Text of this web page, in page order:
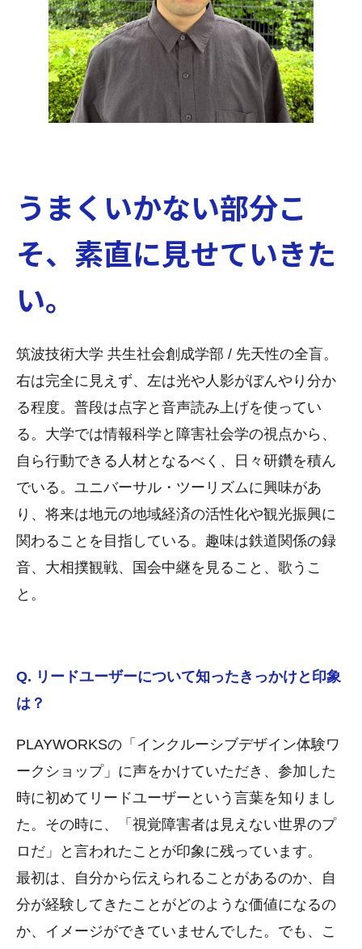
うまくいかない部分こ
そ、素直に見せていきた
い。
筑波技術大学 共生社会創成学部 / 先天性の全盲。
右は完全に見えず、左は光や人影がぼんやり分か
る程度。普段は点字と音声読み上げを使ってい
る。大学では情報科学と障害社会学の視点から、
自ら行動できる人材となるべく、日々研鑽を積ん
でいる。ユニバーサル・ツーリズムに興味があ
り、将来は地元の地域経済の活性化や観光振興に
関わることを目指している。趣味は鉄道関係の録
音、大相撲観戦、国会中継を見ること、歌うこ
と。
Q. リードユーザーについて知ったきっかけと印象
は？
PLAYWORKSの「インクルーシブデザイン体験ワ
ークショップ」に声をかけていただき、参加した
時に初めてリードユーザーという言葉を知りまし
た。その時に、「視覚障害者は見えない世界のプ
ロだ」と言われたことが印象に残っています。
最初は、自分から伝えられることがあるのか、自
分が経験してきたことがどのような価値になるの
か、イメージができていませんでした。でも、こ